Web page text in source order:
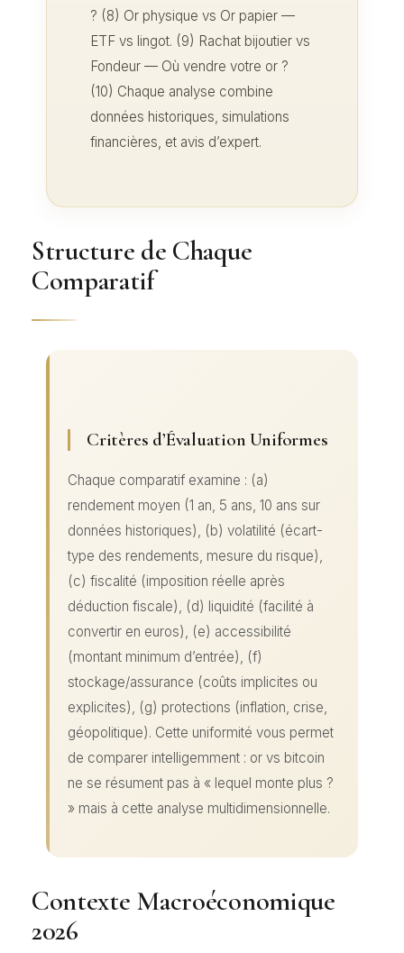
? (8) Or physique vs Or papier —
ETF vs lingot. (9) Rachat bijoutier vs
Fondeur — Où vendre votre or ?
(10) Chaque analyse combine
données historiques, simulations
financières, et avis d’expert.
Structure de Chaque
Comparatif
Critères d’Évaluation Uniformes
Chaque comparatif examine : (a)
rendement moyen (1 an, 5 ans, 10 ans sur
données historiques), (b) volatilité (écart-
type des rendements, mesure du risque),
(c) fiscalité (imposition réelle après
déduction fiscale), (d) liquidité (facilité à
convertir en euros), (e) accessibilité
(montant minimum d’entrée), (f)
stockage/assurance (coûts implicites ou
explicites), (g) protections (inflation, crise,
géopolitique). Cette uniformité vous permet
de comparer intelligemment : or vs bitcoin
ne se résument pas à « lequel monte plus ?
» mais à cette analyse multidimensionnelle.
Contexte Macroéconomique
2026